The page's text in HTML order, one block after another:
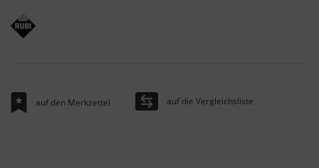
auf den Merkzettel auf die Vergleichsliste